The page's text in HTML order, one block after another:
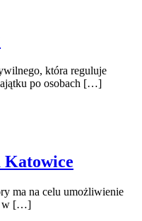
która reguluje
po osobach […]
Katowice
ma na celu umożliwienie
w […]